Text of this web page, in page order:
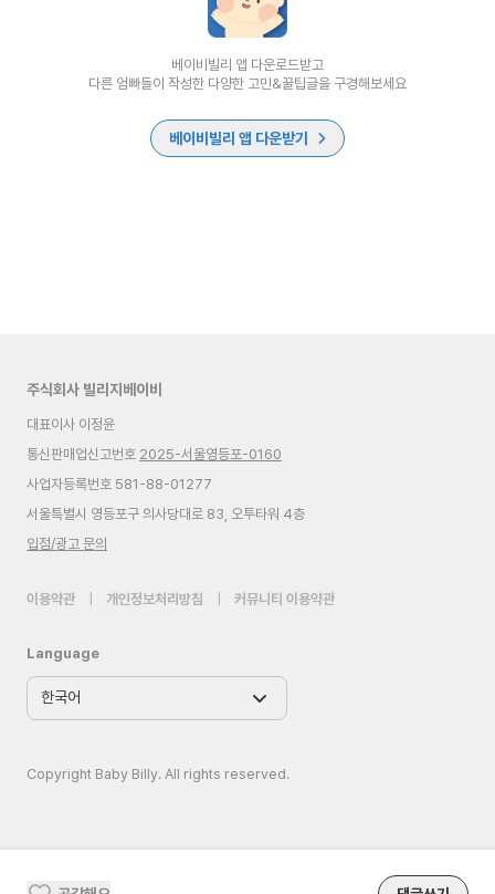
베이비빌리 앱 다운로드받고
다른 엄빠들이 작성한 다양한 고민&꿀팁글을 구경해보세요
베이비빌리 앱 다운받기
주식회사 빌리지베이비
대표이사 이정윤
통신판매업신고번호 2025-서울영등포-0160
사업자등록번호 581-88-01277
서울특별시 영등포구 의사당대로 83, 오투타워 4층
입점/광고 문의
이용약관 개인정보처리방침 커뮤니티 이용약관
Language
Copyright Baby Billy. All rights reserved.